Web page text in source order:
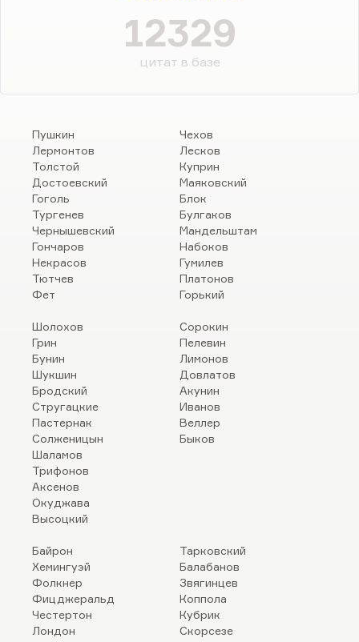
12329
цитат в базе
Пушкин
Лермонтов
Толстой
Достоевский
Гоголь
Тургенев
Чернышевский
Гончаров
Некрасов
Тютчев
Фет
Чехов
Лесков
Куприн
Маяковский
Блок
Булгаков
Мандельштам
Набоков
Гумилев
Платонов
Горький
Шолохов
Грин
Бунин
Шукшин
Бродский
Стругацкие
Пастернак
Солженицын
Шаламов
Трифонов
Аксенов
Окуджава
Высоцкий
Сорокин
Пелевин
Лимонов
Довлатов
Акунин
Иванов
Веллер
Быков
Байрон
Хемингуэй
Фолкнер
Фицджеральд
Честертон
Лондон
Тарковский
Балабанов
Звягинцев
Коппола
Кубрик
Скорсезе